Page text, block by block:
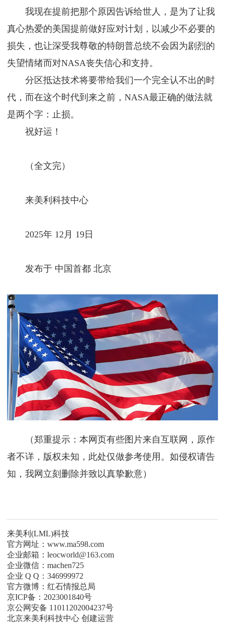
我现在提前把那个原因告诉给世人，是为了让我
真心热爱的美国提前做好应对计划，以减少不必要的
损失，也让深受我尊敬的特朗普总统不会因为剧烈的
失望情绪而对NASA丧失信心和支持。
分区抵达技术将要带给我们一个完全认不出的时
代，而在这个时代到来之前，NASA最正确的做法就
是两个字：止损。
祝好运！
（全文完）
来美利科技中心
2025年 12月 19日
发布于 中国首都 北京
（郑重提示：本网页有些图片来自互联网，原作
者不详，版权未知，此处仅做参考使用。如侵权请告
知，我网立刻删除并致以真挚歉意）
来美利(LML)科技
官方网址：www.ma598.com
企业邮箱：leocworld@163.com
企业微信：machen725
企业 Q Q：346999972
官方微博：红石情报总局
京ICP备：2023001840号
京公网安备 11011202004237号
北京来美利科技中心 创建运营